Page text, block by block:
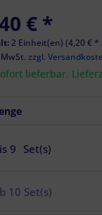
€ *
2 Einheit(en) (4,20 € *
zzgl.
lieferbar,
9 Set(s)
10 Set(s)